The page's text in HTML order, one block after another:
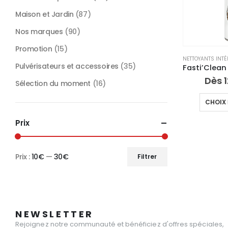
NETTOYANTS
Dès
CHOIX
Maison et Jardin (87)
Nos marques (90)
Promotion (15)
Pulvérisateurs et accessoires (35)
Sélection du moment (16)
Prix
Filtrer
Prix :10€— 30€
NEWSLETTER
Rejoignez notre communauté et bénéficiez d'offres spéciales,